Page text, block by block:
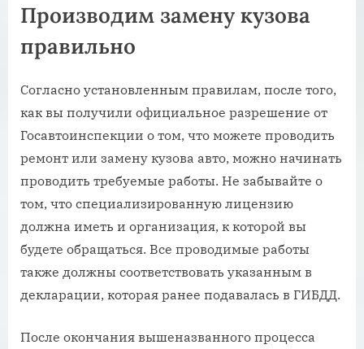
Производим замену кузова
правильно
Согласно установленным правилам, после того,
как вы получили официальное разрешение от
Госавтоинспекции о том, что можете проводить
ремонт или замену кузова авто, можно начинать
проводить требуемые работы. Не забывайте о
том, что специализированную лицензию
должна иметь и организация, к которой вы
будете обращаться. Все проводимые работы
также должны соответствовать указанным в
декларации, которая ранее подавалась в ГИБДД.
После окончания вышеназванного процесса